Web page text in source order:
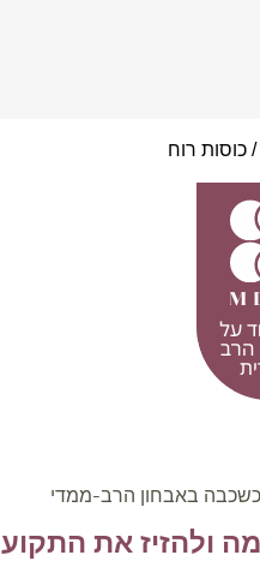
רוח
באבחון הרב-ממדי
ולהזיז את התקוע